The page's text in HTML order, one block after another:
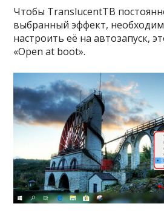
Чтобы TranslucentTB
выбранный эффект,
настроить её на автозапуск,
«Open at boot».